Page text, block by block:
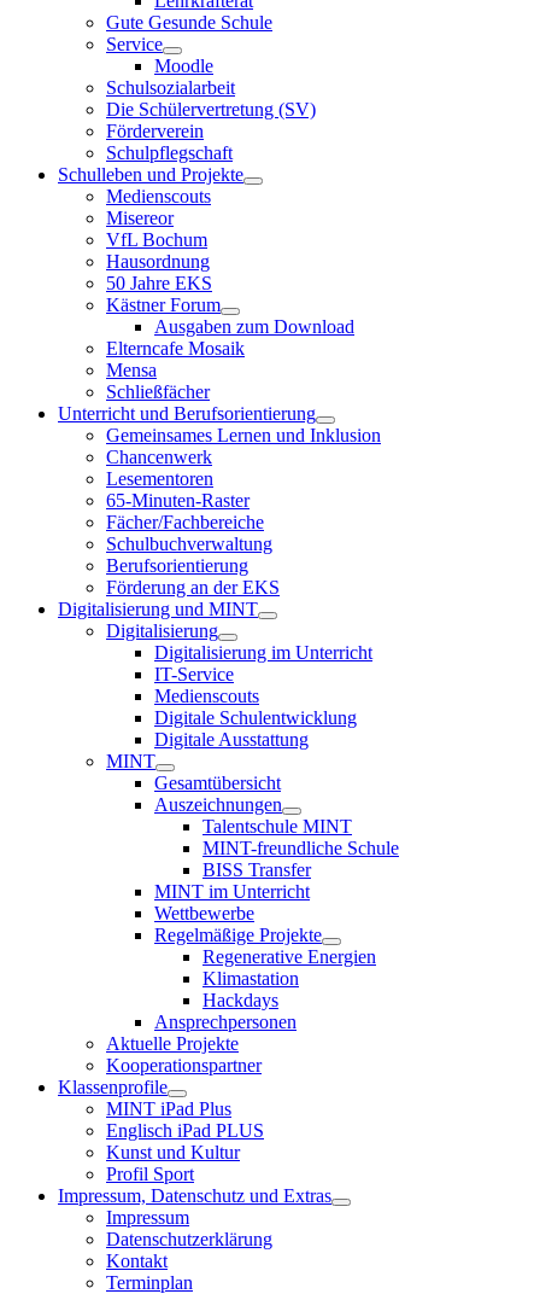
Gute Gesunde Schule
Service
Moodle
Schulsozialarbeit
Die Schülervertretung (SV)
Förderverein
Schulpflegschaft
Schulleben und Projekte
Medienscouts
Misereor
VfL Bochum
Hausordnung
50 Jahre EKS
Kästner Forum
Ausgaben zum Download
Elterncafe Mosaik
Mensa
Schließfächer
Unterricht und Berufsorientierung
Gemeinsames Lernen und Inklusion
Chancenwerk
Lesementoren
65-Minuten-Raster
Fächer/Fachbereiche
Schulbuchverwaltung
Berufsorientierung
Förderung an der EKS
Digitalisierung und MINT
Digitalisierung
Digitalisierung im Unterricht
IT-Service
Medienscouts
Digitale Schulentwicklung
Digitale Ausstattung
MINT
Gesamtübersicht
Auszeichnungen
Talentschule MINT
MINT-freundliche Schule
BISS Transfer
MINT im Unterricht
Wettbewerbe
Regelmäßige Projekte
Regenerative Energien
Klimastation
Hackdays
Ansprechpersonen
Aktuelle Projekte
Kooperationspartner
Klassenprofile
MINT iPad Plus
Englisch iPad PLUS
Kunst und Kultur
Profil Sport
Impressum, Datenschutz und Extras
Impressum
Datenschutzerklärung
Kontakt
Terminplan